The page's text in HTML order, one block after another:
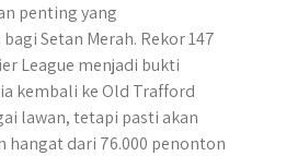
penting yang
Setan Merah. Rekor 147
League menjadi bukti
kembali ke Old Trafford
lawan, tetapi pasti akan
hangat dari 76.000 penonton